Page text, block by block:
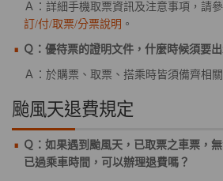
Ａ：詳細手機取票資訊及注意事項，請
訂/付/取票/分票說明 。
Ｑ：優待票的證明文件，什麼時候須要出
Ａ：於購票、取票、搭乘時皆須備齊相
颱風天退費規定
Ｑ：如果遇到颱風天，已取票之車票，
已過乘車時間，可以辦理退費嗎？